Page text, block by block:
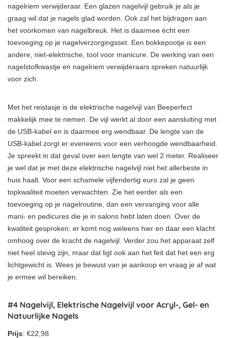
nagelriem verwijderaar. Een glazen nagelvijl gebruik je als je
graag wil dat je nagels glad worden. Ook zal het bijdragen aan
het voorkomen van nagelbreuk. Het is daarmee écht een
toevoeging op je nagelverzorgingsset. Een bokkepootje is een
andere, niet-elektrische, tool voor manicure. De werking van een
nagelstofkwastje en nagelriem verwijderaars spreken natuurlijk
voor zich.
Met het reistasje is de elektrische nagelvijl van Beeperfect
makkelijk mee te nemen. De vijl werkt al door een aansluiting met
de USB-kabel en is daarmee erg wendbaar. De lengte van de
USB-kabel zorgt er eveneens voor een verhoogde wendbaarheid.
Je spreekt in dat geval over een lengte van wel 2 meter. Realiseer
je wel dat je met deze elektrische nagelvijl niet het allerbeste in
huis haalt. Voor een schamele vijfendertig euro zal je geen
topkwaliteit moeten verwachten. Zie het eerder als een
toevoeging op je nagelroutine, dan een vervanging voor alle
mani- en pedicures die je in salons hebt laten doen. Over de
kwaliteit gesproken: er komt nog weleens hier en daar een klacht
omhoog over de kracht de nagelvijl. Verder zou het apparaat zelf
niet heel stevig zijn, maar dat ligt ook aan het feit dat het een erg
lichtgewicht is. Wees je bewust van je aankoop en vraag je af wat
je ermee wil bereiken.
#4 Nagelvijl, Elektrische Nagelvijl voor Acryl-, Gel- en
Natuurlijke Nagels
Prijs: €22,98